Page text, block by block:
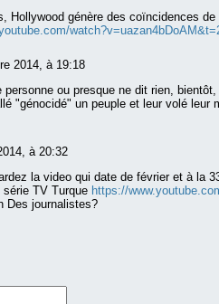
Hollywood génère des coïncidences
2014, à 19:18
personne ou presque ne dit rien,
"génocidé" un peuple et leur volé leur
à 20:32
la video qui date de février et à la
TV Turque https://
Des journalistes?